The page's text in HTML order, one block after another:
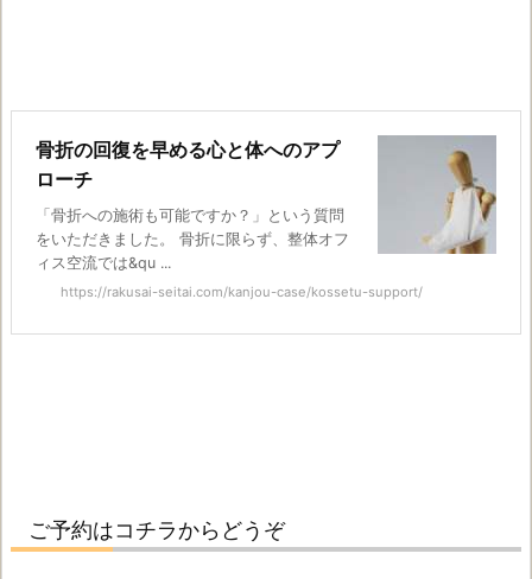
骨折の回復を早める心と体へのアプ
ローチ
「骨折への施術も可能ですか？」という質問
をいただきました。 骨折に限らず、整体オフ
ィス空流では&qu ...
https://rakusai-seitai.com/kanjou-case/kossetu-support/
ご予約はコチラからどうぞ